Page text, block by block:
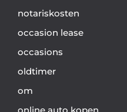
notariskosten
occasion lease
occasions
oldtimer
om